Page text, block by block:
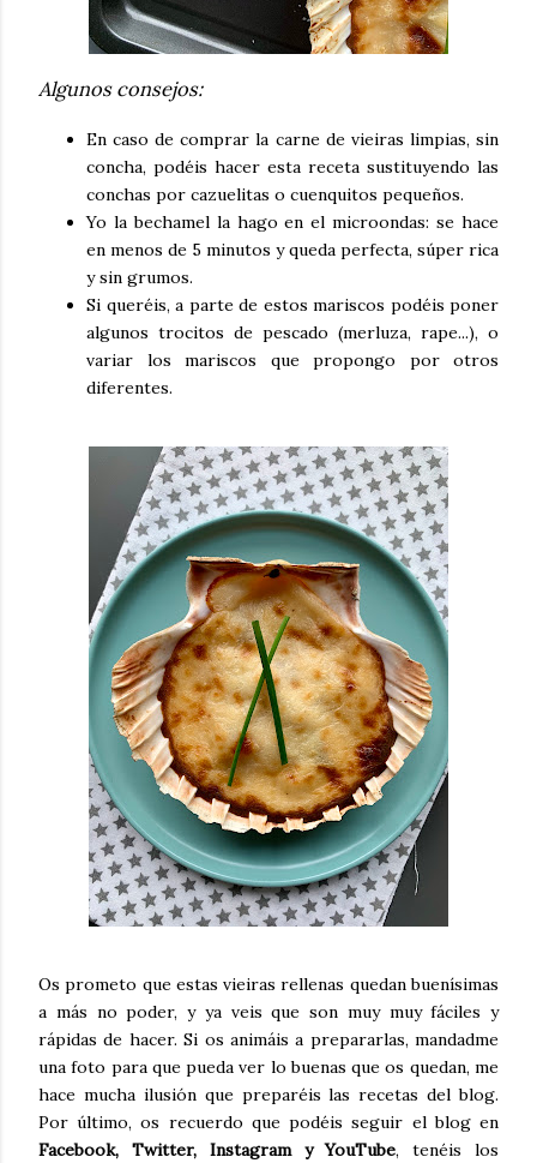
Algunos consejos:
En caso de comprar la carne de vieiras limpias, sin
concha, podéis hacer esta receta sustituyendo las
conchas por cazuelitas o cuenquitos pequeños.
Yo la bechamel la hago en el microondas: se hace
en menos de 5 minutos y queda perfecta, súper rica
y sin grumos.
Si queréis, a parte de estos mariscos podéis poner
algunos trocitos de pescado (merluza, rape...), o
variar los mariscos que propongo por otros
diferentes.
Os prometo que estas vieiras rellenas quedan buenísimas
a más no poder, y ya veis que son muy muy fáciles y
rápidas de hacer. Si os animáis a prepararlas, mandadme
una foto para que pueda ver lo buenas que os quedan, me
hace mucha ilusión que preparéis las recetas del blog.
Por último, os recuerdo que podéis seguir el blog en
Facebook, Twitter, Instagram y YouTube, tenéis los